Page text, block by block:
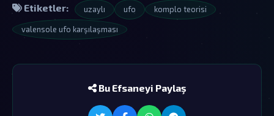
Etiketler: uzaylı ufo komplo teorisi
valensole ufo karşılaşması
Bu Efsaneyi Paylaş